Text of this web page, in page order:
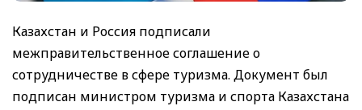
Казахстан и Россия подписали
межправительственное соглашение о
сотрудничестве в сфере туризма. Документ был
подписан министром туризма и спорта Казахстана